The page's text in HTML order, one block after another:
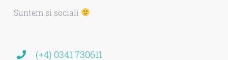
Suntem si sociali
(+4) 0341 730611